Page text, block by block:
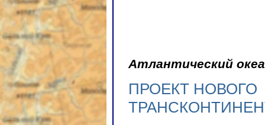
Атлантический
ПРОЕКТ НОВОГО